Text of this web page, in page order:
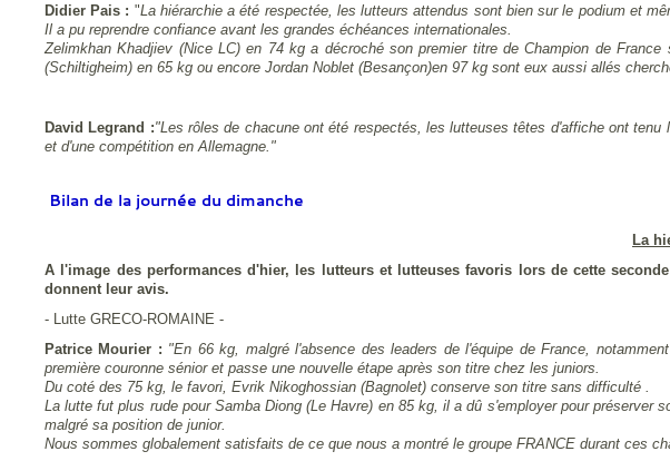
Didier Pais : "La hiérarchie a été respectée, les lutteurs attendus sont bien sur le podium et
Il a pu reprendre confiance avant les grandes échéances internationales.
Zelimkhan Khadjiev (Nice LC) en 74 kg a décroché son premier titre de Champion de
(Schiltigheim) en 65 kg ou encore Jordan Noblet (Besançon)en 97 kg sont eux aussi allés
David Legrand :"Les rôles de chacune ont été respectés, les lutteuses têtes d'affiche ont
et d'une compétition en Allemagne."
Bilan de la journée du dimanche
La
A l'image des performances d'hier, les lutteurs et lutteuses favoris lors de cette
donnent leur avis.
- Lutte GRECO-ROMAINE -
Patrice Mourier : "En 66 kg, malgré l'absence des leaders de l'équipe de France,
première couronne sénior et passe une nouvelle étape après son titre chez les juniors.
Du coté des 75 kg, le favori, Evrik Nikoghossian (Bagnolet) conserve son titre sans difficulté .
La lutte fut plus rude pour Samba Diong (Le Havre) en 85 kg, il a dû s'employer pour préserver
malgré sa position de junior.
Nous sommes globalement satisfaits de ce que nous a montré le groupe FRANCE durant ces